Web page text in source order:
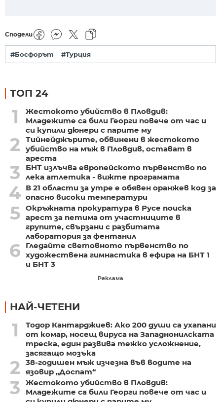
Сподели
#Босфорът #Турция
ТОП 24
1
Жестокото убийство в Пловдив:
Младежите са били Георги повече от час и
си купили дюнери с парите му
2
Тийнейджърите, обвинени в жестокото
убийство на мъж в Пловдив, остават в
ареста
3
БНТ излъчва европейското първенство по
лека атлетика - вижте програмата
4 В 21 области за утре е обявен оранжев код за
опасно високи температури
5 Окръжната прокуратура в Русе поиска
арест за петима от участниците в
групите, свързани с разбитата
лаборатория за фентанил
6
Гледайте световното първенство по
художествена гимнастика в ефира на БНТ 1
и БНТ 3
Реклама
НАЙ-ЧЕТЕНИ
1
Тодор Кантарджиев: Ако 200 души са ухапани
от комар, носещ вируса на Западнонилската
треска, един развива тежко усложнение,
засягащо мозъка
2
38-годишен мъж изчезна във водите на
язовир „Доспат“
3
Жестокото убийство в Пловдив:
Младежите са били Георги повече от час и